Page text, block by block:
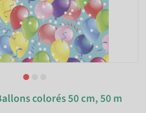
colorés 50 cm, 50 m